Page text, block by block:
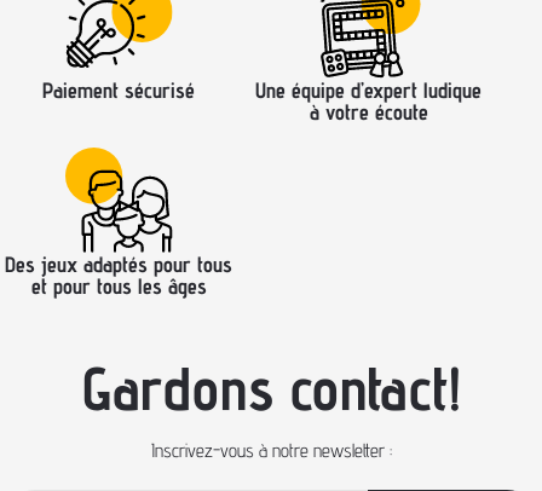
Paiement sécurisé
Une équipe d’expert ludique
à votre écoute
Des jeux adaptés pour tous
et pour tous les âges
Gardons contact!
Inscrivez-vous à notre newsletter :